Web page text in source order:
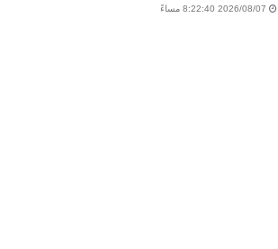
2026/08/07 8:22:40 مساءً